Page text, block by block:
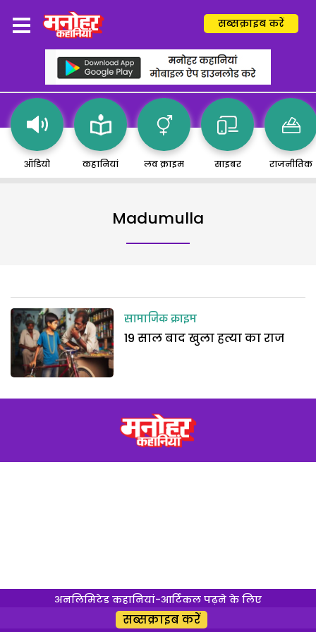
सब्सक्राइब करें
ऑडियो कहानियां लव क्राइम साइबर राजनीतिक
Madumulla
सामाजिक क्राइम
19 साल बाद खुला हत्या का राज
अनलिमिटेड कहानियां-आर्टिकल पढ़ने के लिए
सब्सक्राइब करें